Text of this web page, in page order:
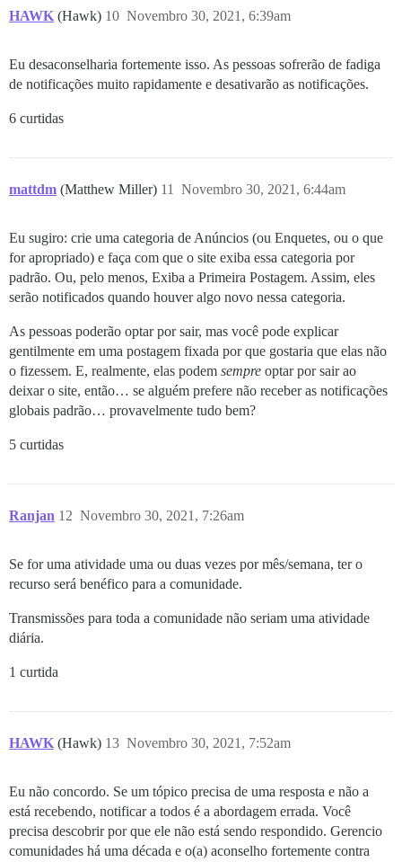
HAWK (Hawk) Novembro 30, 2021, 6:39am
10
Eu desaconselharia fortemente isso. As pessoas sofrerão de fadiga
de notificações muito rapidamente e desativarão as notificações.
6 curtidas
mattdm (Matthew Miller) Novembro 30, 2021, 6:44am
11
Eu sugiro: crie uma categoria de Anúncios (ou Enquetes, ou o que
for apropriado) e faça com que o site exiba essa categoria por
padrão. Ou, pelo menos, Exiba a Primeira Postagem. Assim, eles
serão notificados quando houver algo novo nessa categoria.
As pessoas poderão optar por sair, mas você pode explicar
gentilmente em uma postagem fixada por que gostaria que elas não
o fizessem. E, realmente, elas podem sempre optar por sair ao
deixar o site, então… se alguém prefere não receber as notificações
globais padrão… provavelmente tudo bem?
5 curtidas
Ranjan Novembro 30, 2021, 7:26am
12
Se for uma atividade uma ou duas vezes por mês/semana, ter o
recurso será benéfico para a comunidade.
Transmissões para toda a comunidade não seriam uma atividade
diária.
1 curtida
HAWK (Hawk) Novembro 30, 2021, 7:52am
13
Eu não concordo. Se um tópico precisa de uma resposta e não a
está recebendo, notificar a todos é a abordagem errada. Você
precisa descobrir por que ele não está sendo respondido. Gerencio
comunidades há uma década e o(a) aconselho fortemente contra